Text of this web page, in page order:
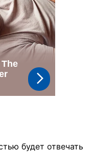
будет отвечать